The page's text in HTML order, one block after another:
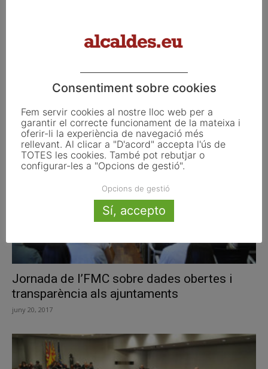
El Govern desplega la hisenda catalana i
setembre 15, 2017
Jornada de l’FMC sobre dades obertes i
transparència als ajuntaments
juny 20, 2017
Consentiment sobre cookies
Fem servir cookies al nostre lloc web per a
garantir el correcte funcionament de la mateixa i
oferir-li la experiència de navegació més
rellevant. Al clicar a "D'acord" accepta l'ús de
TOTES les cookies. També pot rebutjar o
configurar-les a "Opcions de gestió".
Opcions de gestió
Sí, accepto